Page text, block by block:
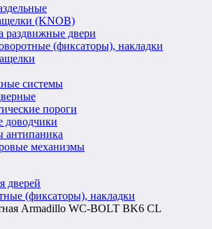
(KNOB)
раздвижные двери
(фиксаторы), накладки
системы
пороги
доводчики
антипаника
механизмы
дверей
(фиксаторы), накладки
Armadillo WC-BOLT BK6 CL